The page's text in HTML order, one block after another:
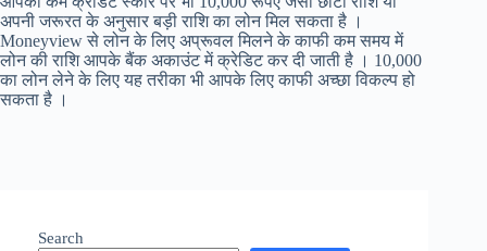
अपनी जरूरत के अनुसार बड़ी राशि का लोन मिल सकता है ।
Moneyview से लोन के लिए अप्रूवल मिलने के काफी कम समय में
लोन की राशि आपके बैंक अकाउंट में क्रेडिट कर दी जाती है । 10,000
का लोन लेने के लिए यह तरीका भी आपके लिए काफी अच्छा विकल्प हो
सकता है ।
Search